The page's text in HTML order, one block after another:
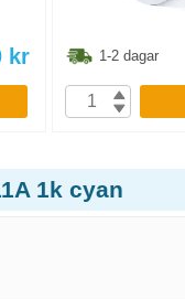
kr 1-2 dagar
1k cyan